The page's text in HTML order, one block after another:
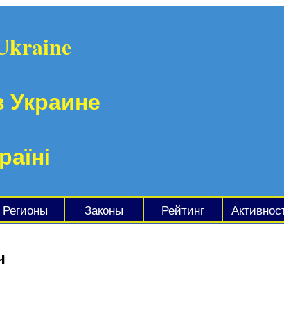
Украине
Регионы Законы Рейтинг